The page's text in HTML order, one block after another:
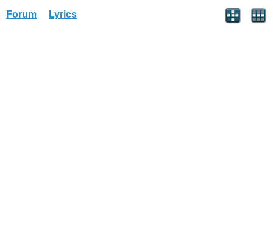
Forum Lyrics